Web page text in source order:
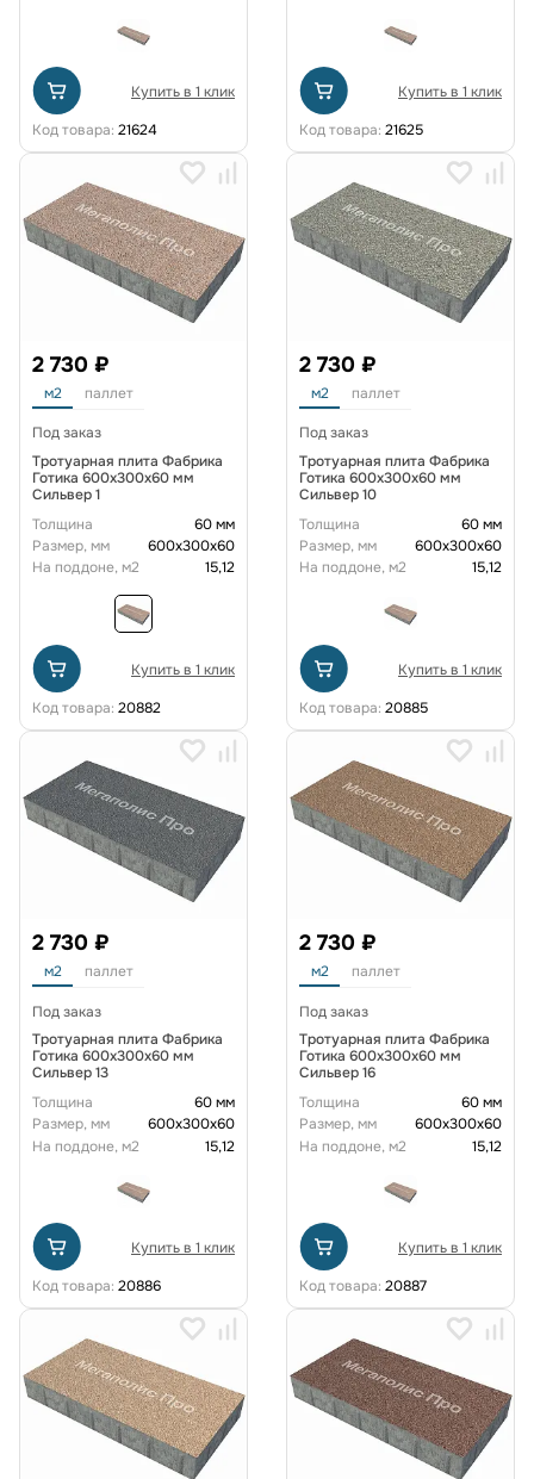
Купить в 1 клик
Код товара: 21624
Купить в 1 клик
Код товара: 21625
2 730 ₽
м2 паллет
Под заказ
Тротуарная плита Фабрика
Готика 600х300х60 мм
Сильвер 1
Толщина
60 мм
Размер, мм
600х300х60
На поддоне, м2
15,12
Купить в 1 клик
Код товара: 20882
2 730 ₽
м2 паллет
Под заказ
Тротуарная плита Фабрика
Готика 600х300х60 мм
Сильвер 10
Толщина
60 мм
Размер, мм
600х300х60
На поддоне, м2
15,12
Купить в 1 клик
Код товара: 20885
2 730 ₽
м2 паллет
Под заказ
Тротуарная плита Фабрика
Готика 600х300х60 мм
Сильвер 13
Толщина
60 мм
Размер, мм
600х300х60
На поддоне, м2
15,12
Купить в 1 клик
Код товара: 20886
2 730 ₽
м2 паллет
Под заказ
Тротуарная плита Фабрика
Готика 600х300х60 мм
Сильвер 16
Толщина
60 мм
Размер, мм
600х300х60
На поддоне, м2
15,12
Купить в 1 клик
Код товара: 20887